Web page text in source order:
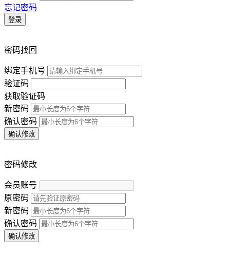
忘记密码
登录
密码找回
绑定手机号
验证码
获取验证码
新密码
确认密码
确认修改
密码修改
会员账号
原密码
新密码
确认密码
确认修改